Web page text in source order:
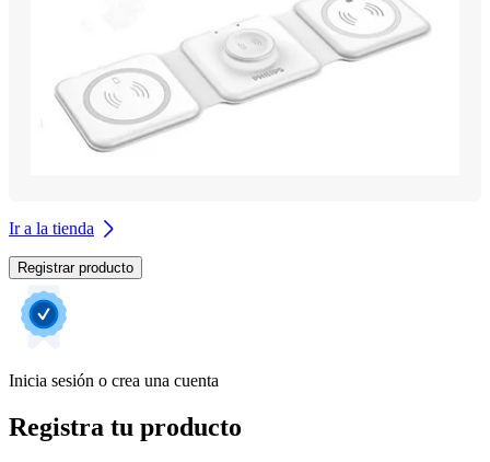
Ir a la tienda
Registrar producto
Inicia sesión o crea una cuenta
Registra tu producto